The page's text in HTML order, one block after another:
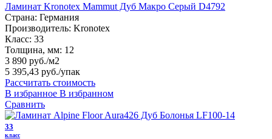
Ламинат Kronotex Mammut Дуб Макро Серый D4792
Страна: Германия
Производитель: Kronotex
Класс: 33
Толщина, мм: 12
3 890 руб./м2
5 395,43 руб./упак
Рассчитать стоимость
В избранное В избранном
Сравнить
33
класс